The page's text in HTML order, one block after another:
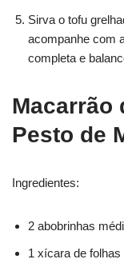
Sirva o tofu
acompanhe com
completa e
Macarrão
Pesto de
Ingredientes:
2 abobrinhas
1 xícara de